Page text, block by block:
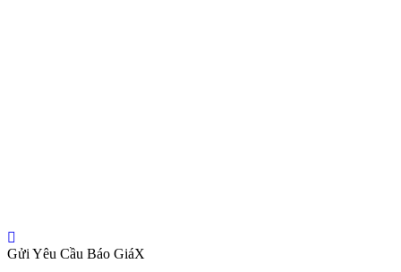
Gửi Yêu Cầu Báo GiáX